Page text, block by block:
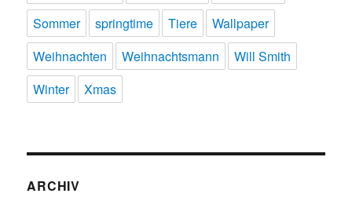
Sommer
springtime Tiere
Wallpaper
Weihnachten
Weihnachtsmann
Will Smith
Winter
Xmas
ARCHIV